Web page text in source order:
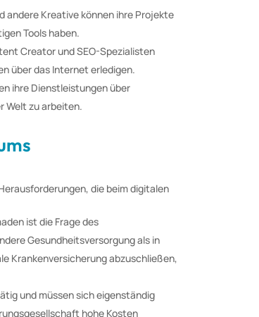
andere Kreative können ihre Projekte
Tools haben.
Creator und SEO-Spezialisten
über das Internet erledigen.
ihre Dienstleistungen über
Welt zu arbeiten.
die beim digitalen
ist die Frage des
Gesundheitsversorgung als in
Krankenversicherung abzuschließen,
und müssen sich eigenständig
hohe Kosten